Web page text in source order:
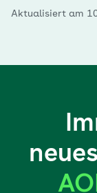
Aktualisiert am